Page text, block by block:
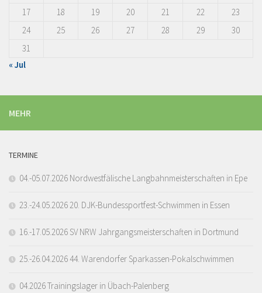
17
18 19 20 21 22
23
24
25 26 27 28 29
30
31
« Jul
MEHR
TERMINE
04.-05.07.2026 Nordwestfälische Langbahnmeisterschaften in Epe
23.-24.05.2026 20. DJK-Bundessportfest-Schwimmen in Essen
16.-17.05.2026 SV NRW Jahrgangsmeisterschaften in Dortmund
25.-26.04.2026 44. Warendorfer Sparkassen-Pokalschwimmen
04.2026 Trainingslager in Übach-Palenberg